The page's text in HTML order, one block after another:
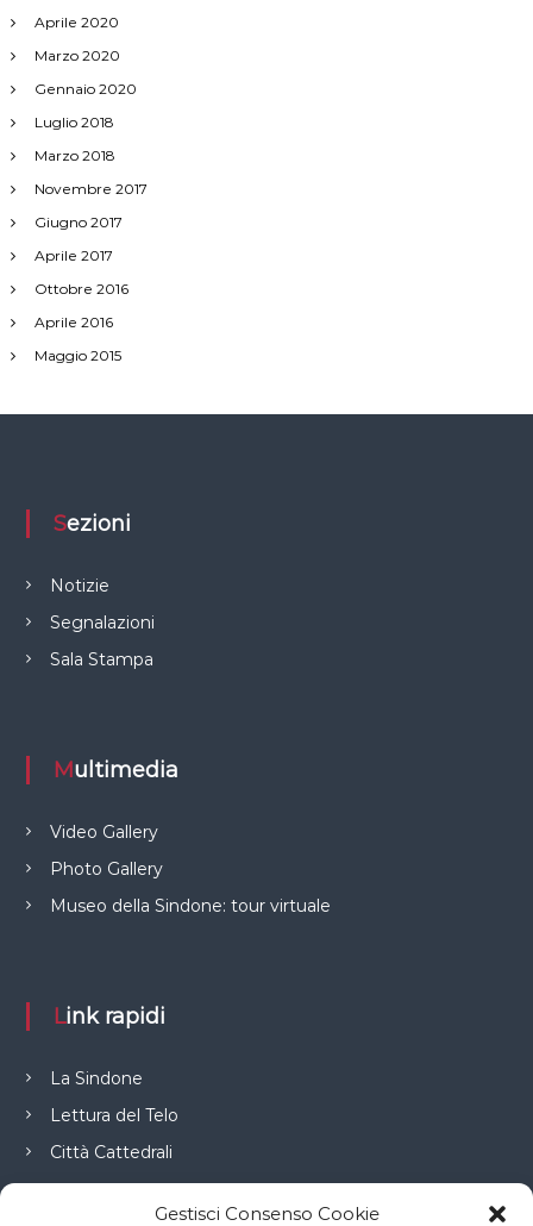
Gestisci Consenso Cookie
Aprile 2020
Marzo 2020
Gennaio 2020
Luglio 2018
Marzo 2018
Novembre 2017
Giugno 2017
Aprile 2017
Ottobre 2016
Aprile 2016
Maggio 2015
Sezioni
Notizie
Segnalazioni
Sala Stampa
Multimedia
Video Gallery
Photo Gallery
Museo della Sindone: tour virtuale
Link rapidi
La Sindone
Lettura del Telo
Città Cattedrali